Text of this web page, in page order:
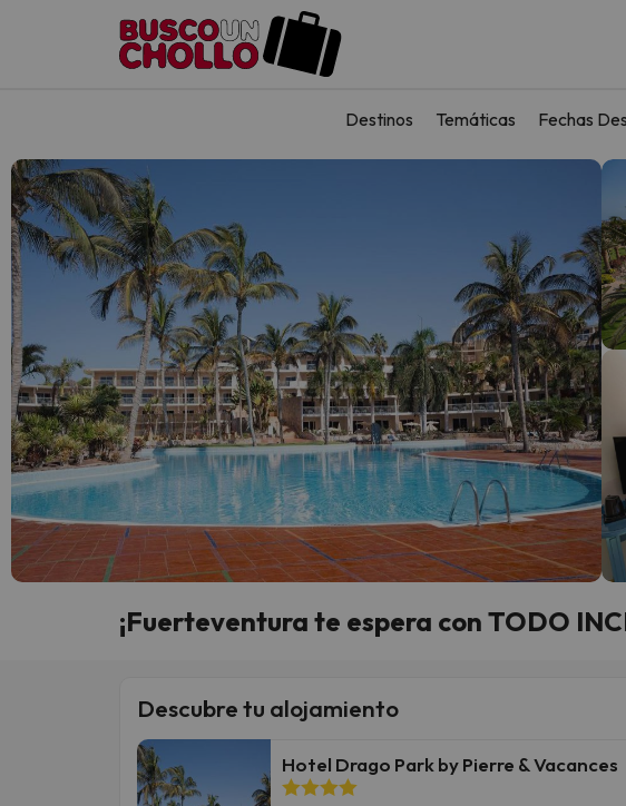
Destinos Temáticas Fechas
¡Fuerteventura te espera con TODO
Descubre tu alojamiento
Hotel Drago Park by Pierre & Vacances